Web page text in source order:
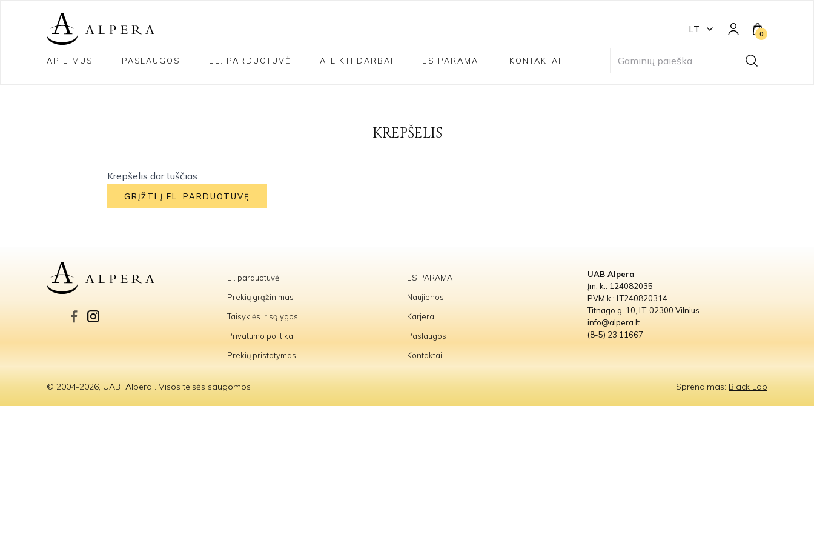
LT 0
APIE MUS PASLAUGOS EL. PARDUOTUVĖ ATLIKTI DARBAI ES PARAMA KONTAKTAI
KREPŠELIS
Krepšelis dar tuščias.
GRĮŽTI Į EL. PARDUOTUVĘ
El. parduotuvė
Prekių grąžinimas
Taisyklės ir sąlygos
Privatumo politika
Prekių pristatymas
ES PARAMA
Naujienos
Karjera
Paslaugos
Kontaktai
UAB Alpera
Įm. k.: 124082035
PVM k.: LT240820314
Titnago g. 10, LT-02300 Vilnius
info@alpera.lt
(8-5) 23 11667
© 2004-2026, UAB “Alpera”. Visos teisės saugomos Sprendimas: Black Lab